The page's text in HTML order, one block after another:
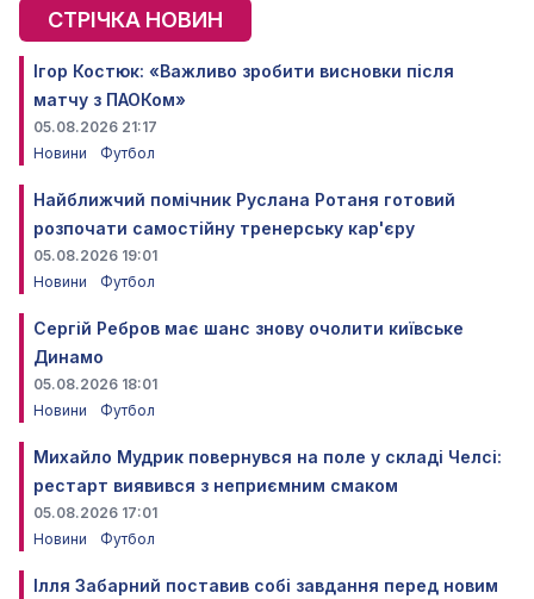
СТРІЧКА НОВИН
Ігор Костюк: «Важливо зробити висновки після
матчу з ПАОКом»
05.08.2026 21:17
Новини
Футбол
Найближчий помічник Руслана Ротаня готовий
розпочати самостійну тренерську кар'єру
05.08.2026 19:01
Новини
Футбол
Сергій Ребров має шанс знову очолити київське
Динамо
05.08.2026 18:01
Новини
Футбол
Михайло Мудрик повернувся на поле у складі Челсі:
рестарт виявився з неприємним смаком
05.08.2026 17:01
Новини
Футбол
Ілля Забарний поставив собі завдання перед новим